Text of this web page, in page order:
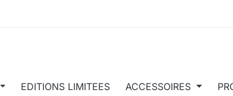
EDITIONS LIMITEES ACCESSOIRES